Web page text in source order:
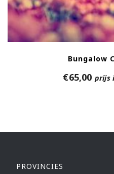
Bungalow
€65,00 prijs
PROVINCIES